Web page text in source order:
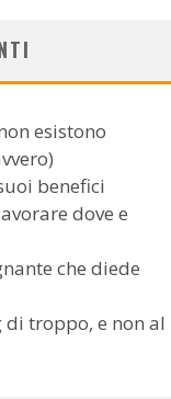
esistono
benefici
dove e
che diede
di troppo, e non al